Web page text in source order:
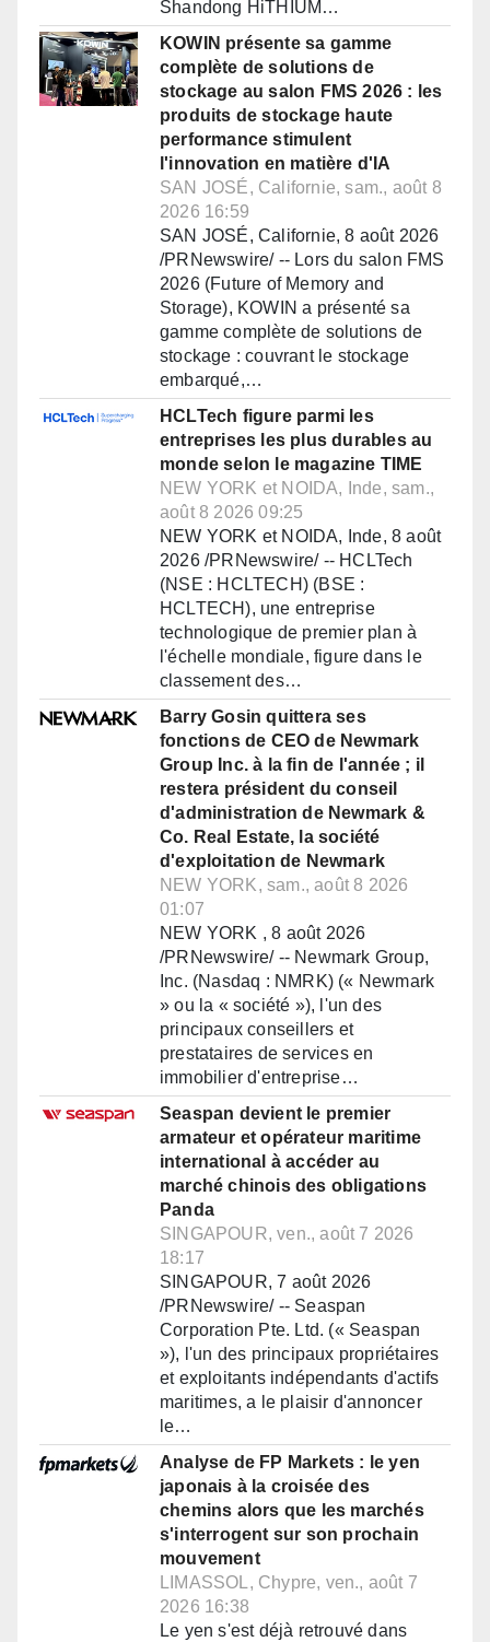
Shandong HiTHIUM…
KOWIN présente sa gamme
complète de solutions de
stockage au salon FMS 2026 : les
produits de stockage haute
performance stimulent
l'innovation en matière d'IA
SAN JOSÉ, Californie, sam., août 8
2026 16:59
SAN JOSÉ, Californie, 8 août 2026
/PRNewswire/ -- Lors du salon FMS
2026 (Future of Memory and
Storage), KOWIN a présenté sa
gamme complète de solutions de
stockage : couvrant le stockage
embarqué,…
HCLTech figure parmi les
entreprises les plus durables au
monde selon le magazine TIME
NEW YORK et NOIDA, Inde, sam.,
août 8 2026 09:25
NEW YORK et NOIDA, Inde, 8 août
2026 /PRNewswire/ -- HCLTech
(NSE : HCLTECH) (BSE :
HCLTECH), une entreprise
technologique de premier plan à
l'échelle mondiale, figure dans le
classement des…
Barry Gosin quittera ses
fonctions de CEO de Newmark
Group Inc. à la fin de l'année ; il
restera président du conseil
d'administration de Newmark &
Co. Real Estate, la société
d'exploitation de Newmark
NEW YORK, sam., août 8 2026
01:07
NEW YORK , 8 août 2026
/PRNewswire/ -- Newmark Group,
Inc. (Nasdaq : NMRK) (« Newmark
» ou la « société »), l'un des
principaux conseillers et
prestataires de services en
immobilier d'entreprise…
Seaspan devient le premier
armateur et opérateur maritime
international à accéder au
marché chinois des obligations
Panda
SINGAPOUR, ven., août 7 2026
18:17
SINGAPOUR, 7 août 2026
/PRNewswire/ -- Seaspan
Corporation Pte. Ltd. (« Seaspan
»), l'un des principaux propriétaires
et exploitants indépendants d'actifs
maritimes, a le plaisir d'annoncer
le…
Analyse de FP Markets : le yen
japonais à la croisée des
chemins alors que les marchés
s'interrogent sur son prochain
mouvement
LIMASSOL, Chypre, ven., août 7
2026 16:38
Le yen s'est déjà retrouvé dans